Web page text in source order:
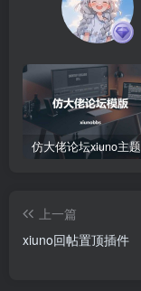
仿大佬论坛xiuno主题
上一篇
xiuno回帖置顶插件